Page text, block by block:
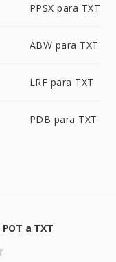
PPSX para TXT
ABW para TXT
LRF para TXT
PDB para TXT
a TXT